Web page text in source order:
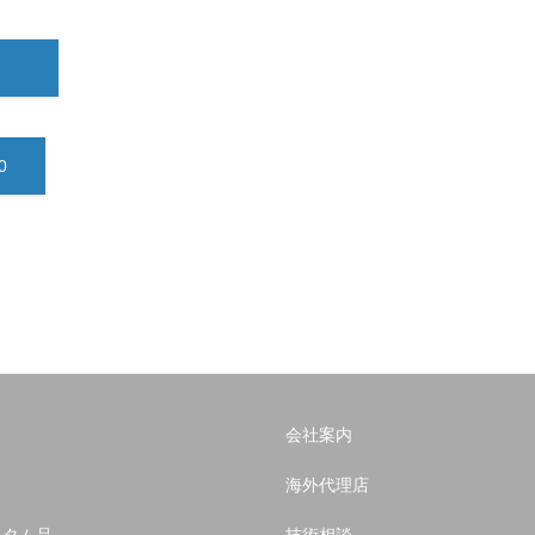
会社案内
海外代理店